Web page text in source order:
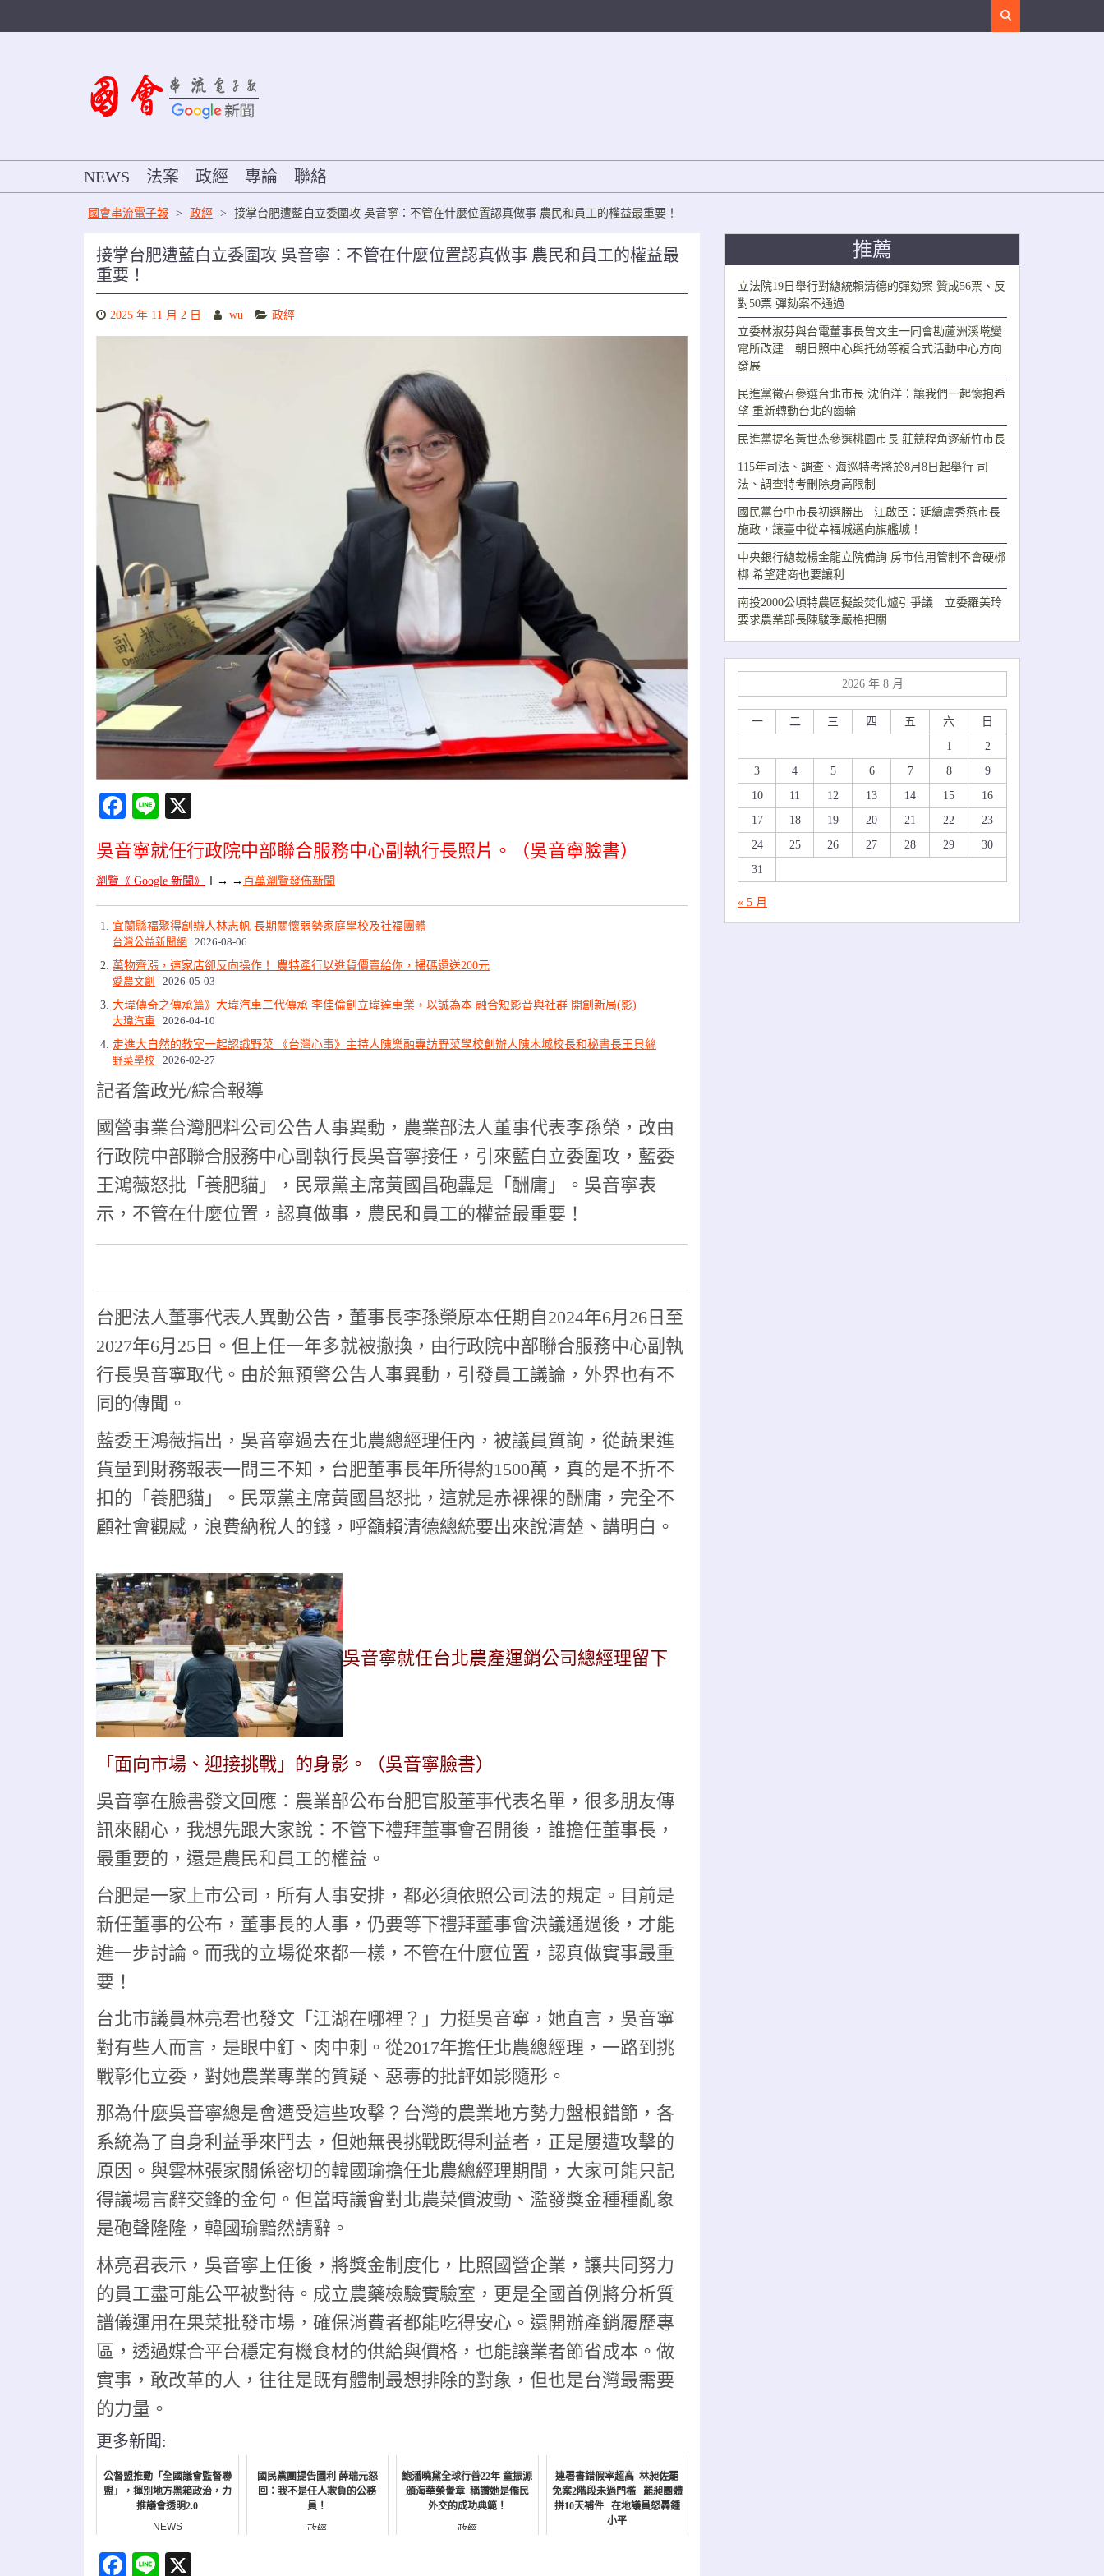
NEWS 法案 政經 專論 聯絡
國會串流電子報 > 政經 > 接掌台肥遭藍白立委圍攻 吳音寧：不管在什麼位置認真做事 農民和員工的權益最重要！
接掌台肥遭藍白立委圍攻 吳音寧：不管在什麼位置認真做事 農民和員工的權益最
重要！
2025 年 11 月 2 日 wu 政經
Facebook
Line
吳音寧就任行政院中部聯合服務中心副執行長照片。（吳音寧臉書）
瀏覽《 Google 新聞》 → → 百萬瀏覽發佈新聞
宜蘭縣福聚得創辦人林志帆 長期關懷弱勢家庭學校及社福團體
台灣公益新聞網 2026-08-06
萬物齊漲，這家店卻反向操作！ 農特產行以進貨價賣給你，掃碼還送200元
愛農文創 2026-05-03
大瑋傳奇之傳承篇》大瑋汽車二代傳承 李佳倫創立瑋達車業，以誠為本 融合短影音與社群 開創新局(影)
大瑋汽車 2026-04-10
走進大自然的教室一起認識野菜 《台灣心事》主持人陳樂融專訪野菜學校創辦人陳木城校長和秘書長王貝絲
野菜學校 2026-02-27
記者詹政光/綜合報導
國營事業台灣肥料公司公告人事異動，農業部法人董事代表李孫榮，改由
行政院中部聯合服務中心副執行長吳音寧接任，引來藍白立委圍攻，藍委
王鴻薇怒批「養肥貓」，民眾黨主席黃國昌砲轟是「酬庸」。吳音寧表
示，不管在什麼位置，認真做事，農民和員工的權益最重要！
台肥法人董事代表人異動公告，董事長李孫榮原本任期自2024年6月26日至
2027年6月25日。但上任一年多就被撤換，由行政院中部聯合服務中心副執
行長吳音寧取代。由於無預警公告人事異動，引發員工議論，外界也有不
同的傳聞。
藍委王鴻薇指出，吳音寧過去在北農總經理任內，被議員質詢，從蔬果進
貨量到財務報表一問三不知，台肥董事長年所得約1500萬，真的是不折不
扣的「養肥貓」。 民眾黨主席黃國昌怒批，這就是赤裸裸的酬庸，完全不
顧社會觀感，浪費納稅人的錢，呼籲賴清德總統要出來說清楚、講明白。
吳音寧就任台北農產運銷公司總經理留下
「面向市場、迎接挑戰」的身影。（吳音寧臉書）
吳音寧在臉書發文回應：農業部公布台肥官股董事代表名單，很多朋友傳
訊來關心，我想先跟大家說：不管下禮拜董事會召開後，誰擔任董事長，
最重要的，還是農民和員工的權益。
台肥是一家上市公司，所有人事安排，都必須依照公司法的規定。目前是
新任董事的公布，董事長的人事，仍要等下禮拜董事會決議通過後，才能
進一步討論。 而我的立場從來都一樣，不管在什麼位置，認真做實事最重
要！
台北市議員林亮君也發文 「江湖在哪裡？」力挺吳音寧，她直言，吳音寧
對有些人而言，是眼中釘、肉中刺。從2017年擔任北農總經理，一路到挑
戰彰化立委，對她農業專業的質疑、惡毒的批評如影隨形。
那為什麼吳音寧總是會遭受這些攻擊？台灣的農業地方勢力盤根錯節，各
系統為了自身利益爭來鬥去，但她無畏挑戰既得利益者，正是屢遭攻擊的
原因。 與雲林張家關係密切的韓國瑜擔任北農總經理期間，大家可能只記
得議場言辭交鋒的金句。但當時議會對北農菜價波動、濫發獎金種種亂象
是砲聲隆隆，韓國瑜黯然請辭。
林亮君表示，吳音寧上任後，將獎金制度化，比照國營企業，讓共同努力
的員工盡可能公平被對待。成立農藥檢驗實驗室，更是全國首例將分析質
譜儀運用在果菜批發市場，確保消費者都能吃得安心。還開辦產銷履歷專
區，透過媒合平台穩定有機食材的供給與價格，也能讓業者節省成本。 做
實事，敢改革的人，往往是既有體制最想排除的對象，但也是台灣最需要
的力量。
更多新聞:
公督盟推動「全國議會監督聯
盟」，揮別地方黑箱政治，力
推議會透明2.0
NEWS
國民黨團提告圖利 薛瑞元怒
回：我不是任人欺負的公務
員！
政經
鮑潘曉黛全球行善22年 童振源
頒海華榮譽章 稱讚她是僑民
外交的成功典範！
政經
連署書錯假率超高 林昶佐罷
免案2階段未過門檻 罷昶團體
拼10天補件 在地議員怒轟鍾
小平
Facebook
Line
推薦
立法院19日舉行對總統賴清德的彈劾案 贊成56票、反
對50票 彈劾案不通過
立委林淑芬與台電董事長曾文生一同會勘蘆洲溪墘變
電所改建 朝日照中心與托幼等複合式活動中心方向
發展
民進黨徵召參選台北市長 沈伯洋：讓我們一起懷抱希
望 重新轉動台北的齒輪
民進黨提名黃世杰參選桃園市長 莊競程角逐新竹市長
115年司法、調查、海巡特考將於8月8日起舉行 司
法、調查特考刪除身高限制
國民黨台中市長初選勝出 江啟臣：延續盧秀燕市長
施政，讓臺中從幸福城邁向旗艦城！
中央銀行總裁楊金龍立院備詢 房市信用管制不會硬梆
梆 希望建商也要讓利
南投2000公頃特農區擬設焚化爐引爭議 立委羅美玲
要求農業部長陳駿季嚴格把關
2026 年 8 月
一 二 三 四 五 六
日
1
2
3
4 5 6 7 8
9
10
11 12 13 14 15
16
17
18 19 20 21 22
23
24
25 26 27 28 29
30
31
« 5 月